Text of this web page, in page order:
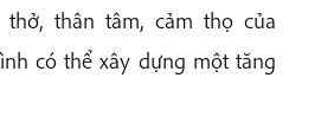
thân tâm, cảm thọ của
có thể xây dựng một tăng